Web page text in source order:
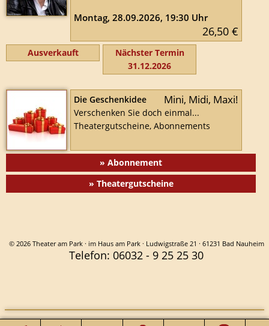
Montag, 28.09.2026, 19:30 Uhr
26,50 €
Ausverkauft
Nächster Termin
31.12.2026
Die Geschenkidee
Verschenken Sie doch einmal...
Theatergutscheine, Abonnements
Mini, Midi, Maxi!
» Abonnement
» Theatergutscheine
© 2026 Theater am Park · im Haus am Park · Ludwigstraße 21 · 61231 Bad Nauheim
Telefon: 06032 - 9 25 25 30
HOME KONTAKT ANFAHRT IMPRESSUMDATENSCHUTZ